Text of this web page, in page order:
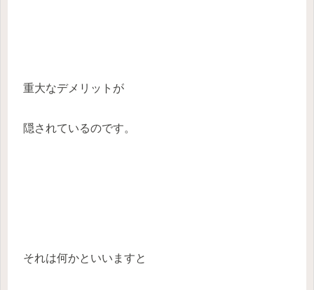
重大なデメリットが
隠されているのです。
それは何かといいますと